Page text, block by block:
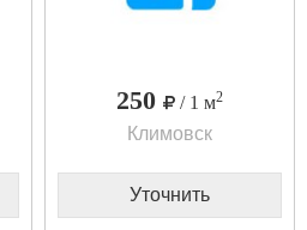
250 / 1 м2
Климовск
Уточнить